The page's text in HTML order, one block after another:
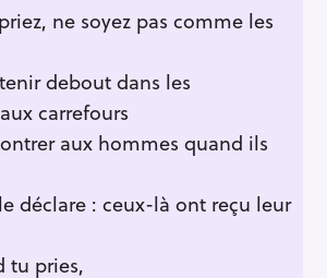
ne soyez pas comme les
debout dans les
carrefours
aux hommes quand ils
déclare : ceux-là ont reçu leur
tu pries,